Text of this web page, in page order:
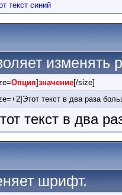
текст синий
изменять
Опция]значение[/size]
текст в два раза
текст в два
шрифт.